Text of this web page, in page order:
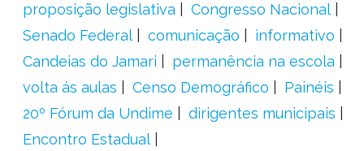
proposição legislativa
Congresso Nacional
Senado Federal
comunicação
informativo
Candeias do Jamari
permanência na escola
volta ás aulas
Censo Demográfico
Painéis
20º Fórum da Undime
dirigentes municipais
Encontro Estadual